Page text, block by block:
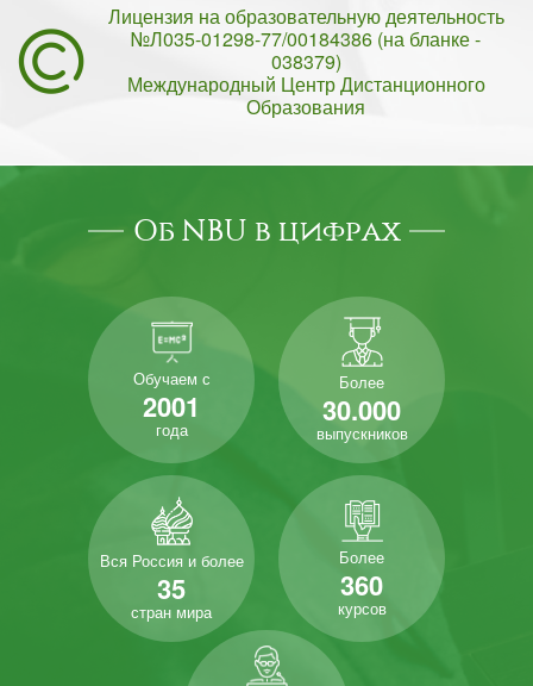
Лицензия на образовательную деятельность
№Л035-01298-77/00184386 (на бланке -
038379)
Международный Центр Дистанционного
Образования
Об NBU в цифрах
Обучаем с
2001
года
Более
30.000
выпускников
Вся Россия и более
35
стран мира
Более
360
курсов